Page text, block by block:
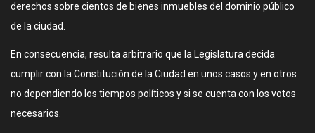
derechos sobre cientos de bienes inmuebles del dominio público
de la ciudad.
En consecuencia, resulta arbitrario que la Legislatura decida
cumplir con la Constitución de la Ciudad en unos casos y en otros
no dependiendo los tiempos políticos y si se cuenta con los votos
necesarios.